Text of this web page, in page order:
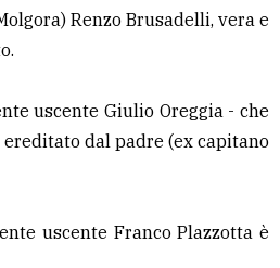
Renzo Brusadelli, vera e
uscente Giulio Oreggia - che
dal padre (ex capitano
uscente Franco Plazzotta è